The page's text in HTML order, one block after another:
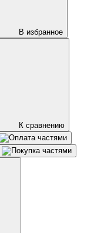
В избранное
К сравнению